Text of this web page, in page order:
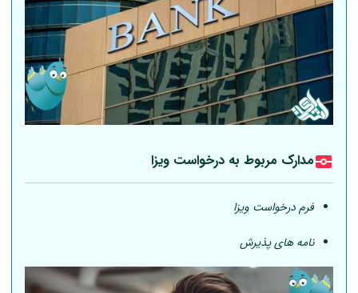
مدارک مربوط به درخواست ویزا
فرم درخواست ویزا
نامه های پذیرش